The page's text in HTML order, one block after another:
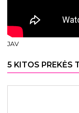
JAV
5 KITOS PREKĖS